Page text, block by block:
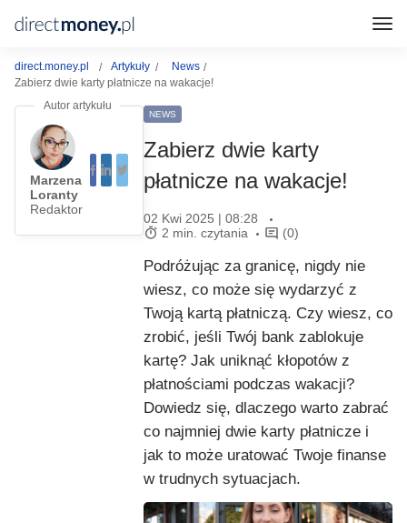
direct.money.pl Artykuły
News
Zabierz dwie karty płatnicze na wakacje!
Marzena
Loranty
Redaktor
NEWS
Zabierz dwie karty
płatnicze na wakacje!
02 Kwi 2025 | 08:28
2 min. czytania
(0)
Podróżując za granicę, nigdy nie
wiesz, co może się wydarzyć z
Twoją kartą płatniczą. Czy wiesz, co
zrobić, jeśli Twój bank zablokuje
kartę? Jak uniknąć kłopotów z
płatnościami podczas wakacji?
Dowiedz się, dlaczego warto zabrać
co najmniej dwie karty płatnicze i
jak to może uratować Twoje finanse
w trudnych sytuacjach.